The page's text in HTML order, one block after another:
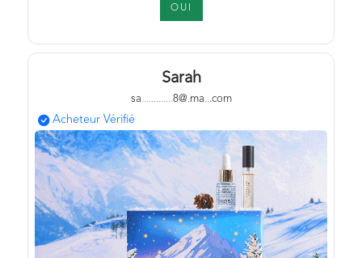
OUI
Sarah
sa.............8@.ma...com
Acheteur Vérifié